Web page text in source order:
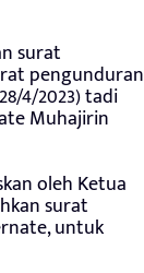
surat
pengunduran
4/2023) tadi
Muhajirin
oleh Ketua
surat
untuk